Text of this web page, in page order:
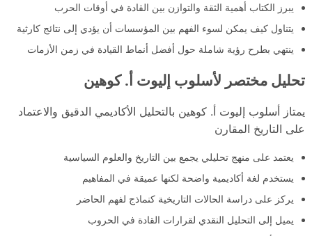
يبرز الكتاب أهمية الثقة والتوازن بين القادة في أوقات الحرب
يتناول كيف يمكن لسوء الفهم بين المؤسسات أن يؤدي إلى نتائج كارثية
ينتهي بطرح رؤية شاملة حول أفضل أنماط القيادة في زمن الأزمات
تحليل مختصر لأسلوب إليوت أ. كوهين
يمتاز أسلوب إليوت أ. كوهين بالتحليل الأكاديمي الدقيق والاعتماد
على التاريخ المقارن
يعتمد على منهج تحليلي يجمع بين التاريخ والعلوم السياسية
يستخدم لغة أكاديمية واضحة لكنها عميقة في المفاهيم
يركز على دراسة الحالات التاريخية كنماذج لفهم الحاضر
يميل إلى التحليل النقدي لقرارات القادة في الحروب